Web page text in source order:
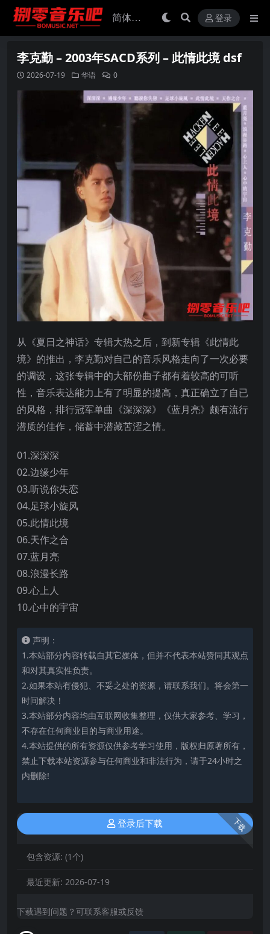
登录
李克勤 – 2003年SACD系列 – 此情此境 dsf
2026-07-19 华语 0
从《夏日之神话》专辑大热之后，到新专辑《此情此
境》的推出，李克勤对自己的音乐风格走向了一次必要
的调设，这张专辑中的大部份曲子都有着较高的可听
性，音乐表达能力上有了明显的提高，真正确立了自已
的风格，排行冠军单曲《深深深》《蓝月亮》颇有流行
潜质的佳作，储蓄中潜藏苦涩之情。
01.深深深
02.边缘少年
03.听说你失恋
04.足球小旋风
05.此情此境
06.天作之合
07.蓝月亮
08.浪漫长路
09.心上人
10.心中的宇宙
声明：
1.本站部分内容转载自其它媒体，但并不代表本站赞同其观点
和对其真实性负责。
2.如果本站有侵犯、不妥之处的资源，请联系我们。将会第一
时间解决！
3.本站部分内容均由互联网收集整理，仅供大家参考、学习，
不存在任何商业目的与商业用途。
4.本站提供的所有资源仅供参考学习使用，版权归原著所有，
禁止下载本站资源参与任何商业和非法行为，请于24小时之
内删除!
下载
登录后下载
包含资源: (1个)
最近更新: 2026-07-19
下载遇到问题？可联系客服或反馈